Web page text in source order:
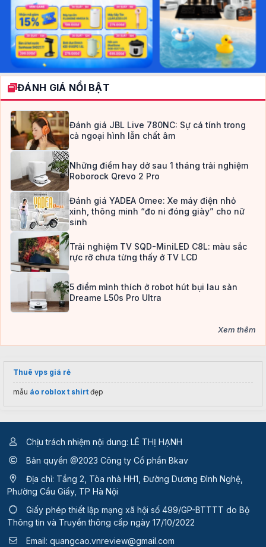
ĐÁNH GIÁ NỔI BẬT
Đánh giá JBL Live 780NC: Sự cá tính trong
cả ngoại hình lẫn chất âm
Những điểm hay dở sau 1 tháng trải nghiệm
Roborock Qrevo 2 Pro
Đánh giá YADEA Omee: Xe máy điện nhỏ
xinh, thông minh “đo ni đóng giày” cho nữ
sinh
Trải nghiệm TV SQD-MiniLED C8L: màu sắc
rực rỡ chưa từng thấy ở TV LCD
5 điểm mình thích ở robot hút bụi lau sàn
Dreame L50s Pro Ultra
Xem thêm
Thuê vps giá rẻ
mẫu áo roblox t shirt đẹp
Chịu trách nhiệm nội dung: LÊ THỊ HẠNH
Bản quyền @2023 Công ty Cổ phần Bkav
Địa chỉ: Tầng 2, Tòa nhà HH1, Đường Dương Đình Nghệ,
Phường Cầu Giấy, TP Hà Nội
Giấy phép thiết lập mạng xã hội số 499/GP-BTTTT do Bộ
Thông tin và Truyền thông cấp ngày 17/10/2022
Email: quangcao.vnreview@gmail.com